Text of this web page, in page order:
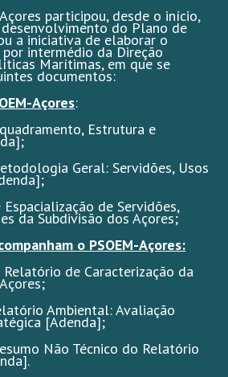
participou, desde o início,
do Plano de
a iniciativa de elaborar o
por intermédio da Direção
Marítimas, em que se
documentos:
Açores:
Estrutura e
Geral: Servidões, Usos
de Servidões,
da Subdivisão dos Açores;
o PSOEM-Açores:
Relatório de Caracterização da
Ambiental: Avaliação
[Adenda];
Não Técnico do Relatório